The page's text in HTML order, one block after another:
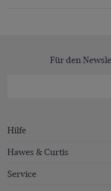
Für den
Hilfe
Hawes & Curtis
Service